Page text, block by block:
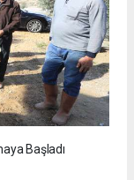
Başladı